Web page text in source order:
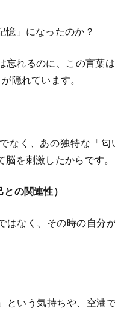
」になったのか？
れるのに、この言葉
隠れています。
なく、あの独特な「
を刺激したからです。
の関連性）
はなく、その時の自分
という気持ちや、空